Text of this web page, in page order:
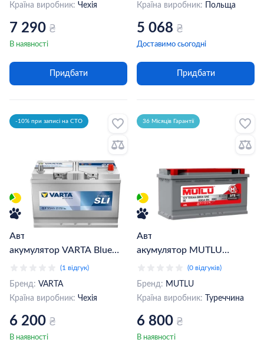
Країна виробник: Чехія
7 290 ₴
В наявності
Придбати
Країна виробник:
Польща
5 068 ₴
Доставимо сьогодні
Придбати
-10% при записі на СТО
Автомобільний
акумулятор VARTA Blue
Dynamic G7 6CT-95Ah Asia
АзЕ (595404083)
(1 відгук)
Бренд: VARTA
Країна виробник: Чехія
6 200 ₴
В наявності
36 Місяців Гарантії
Автомобільний
акумулятор MUTLU
6СТ-100Ah АзЕ
(L5.100.083.A)
(0 відгуків)
Бренд: MUTLU
Країна виробник:
Туреччина
6 800 ₴
В наявності